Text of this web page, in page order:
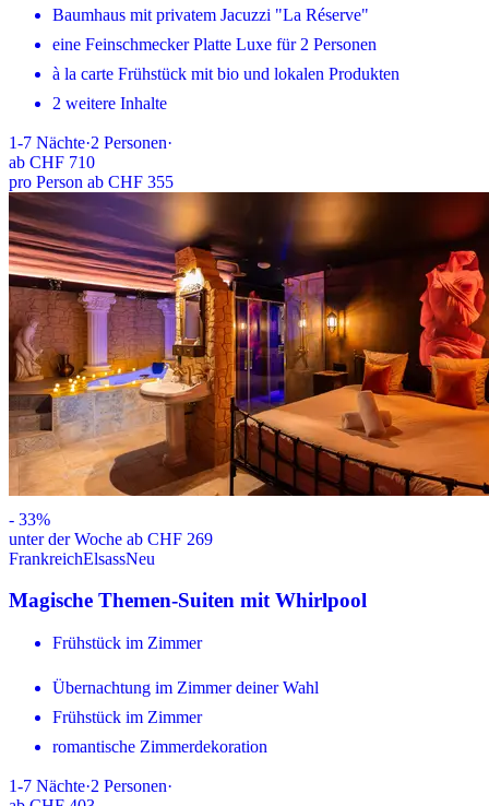
Baumhaus mit privatem Jacuzzi "La Réserve"
eine Feinschmecker Platte Luxe für 2 Personen
à la carte Frühstück mit bio und lokalen Produkten
2 weitere Inhalte
1-7 Nächte·2 Personen·
ab CHF 710
pro Person ab CHF 355
- 33%
unter der Woche ab CHF 269
FrankreichElsassNeu
Magische Themen-Suiten mit Whirlpool
Frühstück im Zimmer
Übernachtung im Zimmer deiner Wahl
Frühstück im Zimmer
romantische Zimmerdekoration
1-7 Nächte·2 Personen·